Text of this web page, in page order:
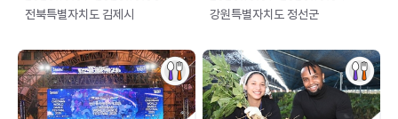
전북특별자치도 김제시
강원특별자치도 정선군